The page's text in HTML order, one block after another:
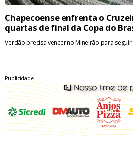
Chapecoense enfrenta o
quartas de final da Copa do
Verdão precisa vencer no Mineirão para
Publicidade